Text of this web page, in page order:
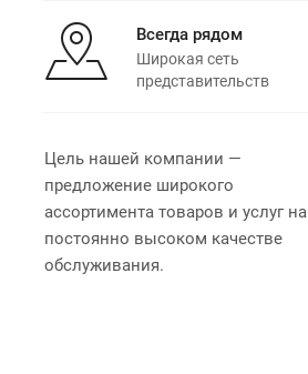
Всегда рядом
Широкая сеть
представительств
Цель нашей компании —
предложение широкого
ассортимента товаров и услуг на
постоянно высоком качестве
обслуживания.